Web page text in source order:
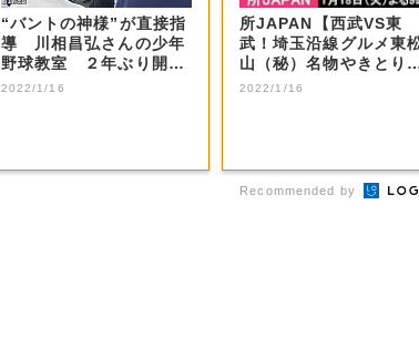
“バントの神様”が直接指
導 川相昌弘さんの少年
野球教室 ２年ぶり開催
【岡山・岡山...
2022/1/16
所JAPAN【西武VS東
武！埼玉沿線グルメ東
山（秘）名物やきとり
秩父ホルモン...
2022/1/16
Recommended by